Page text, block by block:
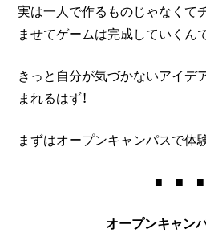
実は一人で作るものじゃなくて
ませてゲームは完成していくん
きっと自分が気づかないアイデ
まれるはず！
まずはオープンキャンパスで体
■ ■ ■
オープンキャン